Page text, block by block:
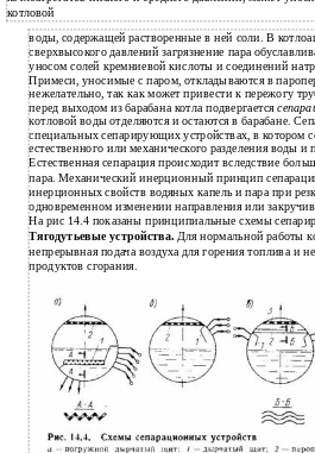
котловой
воды, содержащей растворенные в ней соли. В
сверхвысокого давлений загрязнение пара
уносом солей кремниевой кислоты и соединений
Примеси, уносимые с паром, откладываются в
нежелательно, так как может привести к пережогу
перед выходом из барабана котла подвергается
котловой воды отделяются и остаются в барабане.
специальных сепарирующих устройствах, в котором
естественного или механического разделения воды и
Естественная сепарация происходит вследствие
пара. Механический инерционный принцип
инерционных свойств водяных капель и пара при
одновременном изменении направления или
На рис 14.4 показаны принципиальные схемы
Тягодутьевые устройства. Для нормальной работы
непрерывная подача воздуха для горения топлива и
продуктов сгорания.